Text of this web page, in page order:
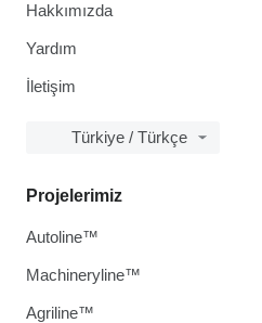
Hakkımızda
Yardım
İletişim
Türkiye / Türkçe
Projelerimiz
Autoline™
Machineryline™
Agriline™